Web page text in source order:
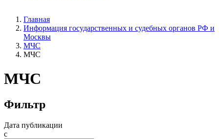
Главная
Информация государственных и судебных органов РФ и
Москвы
МЧС
МЧС
МЧС
Фильтр
Дата публикации
с